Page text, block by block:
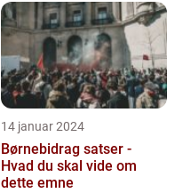
studerende, som kan h...
14 januar 2024
Børnebidrag satser -
Hvad du skal vide om
dette emne